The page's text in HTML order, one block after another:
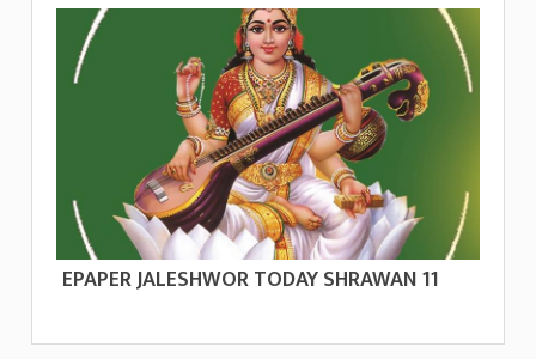
EPAPER JALESHWOR TODAY SHRAWAN 11